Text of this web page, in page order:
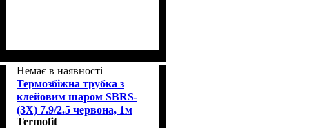
Немає в наявності
Термозбіжна трубка з
клейовим шаром SBRS-
(3X) 7.9/2.5 червона, 1м
Termofit